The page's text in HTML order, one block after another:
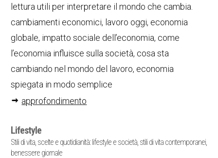
lettura utili per interpretare il mondo che cambia.
cambiamenti economici, lavoro oggi, economia
globale, impatto sociale dell’economia, come
l’economia influisce sulla società, cosa sta
cambiando nel mondo del lavoro, economia
spiegata in modo semplice
approfondimento
Lifestyle
Stili di vita, scelte e quotidianità: lifestyle e società, stili di vita contemporanei,
benessere giornale